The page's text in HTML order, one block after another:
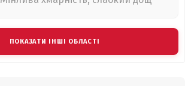
ПОКАЗАТИ ІНШІ ОБЛАСТІ